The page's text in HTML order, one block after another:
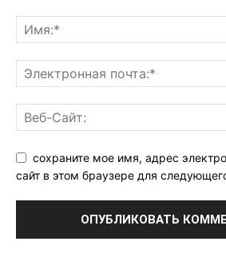
сохраните мое имя, адрес
сайт в этом браузере для